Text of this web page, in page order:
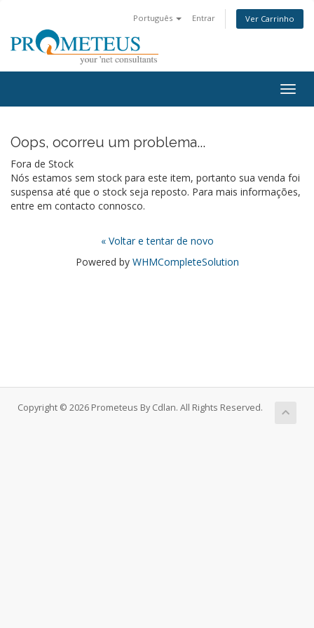
Português Entrar Ver Carrinho
Oops, ocorreu um problema...
Fora de Stock
Nós estamos sem stock para este item, portanto sua venda foi
suspensa até que o stock seja reposto. Para mais informações,
entre em contacto connosco.
« Voltar e tentar de novo
Powered by WHMCompleteSolution
Copyright © 2026 Prometeus By Cdlan. All Rights Reserved.